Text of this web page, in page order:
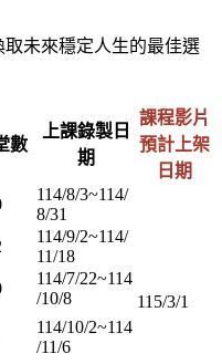
未來穩定人生的最佳選
數
上課錄製日
期
課程影片
預計上架
日期
114/8/3~114/
8/31
115/3/1
114/9/2~114/
11/18
114/7/22~114
/10/8
114/10/2~114
/11/6